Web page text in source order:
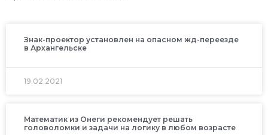
Знак-проектор установлен на опасном жд-переезде
в Архангельске
19.02.2021
Математик из Онеги рекомендует решать
головоломки и задачи на логику в любом возрасте